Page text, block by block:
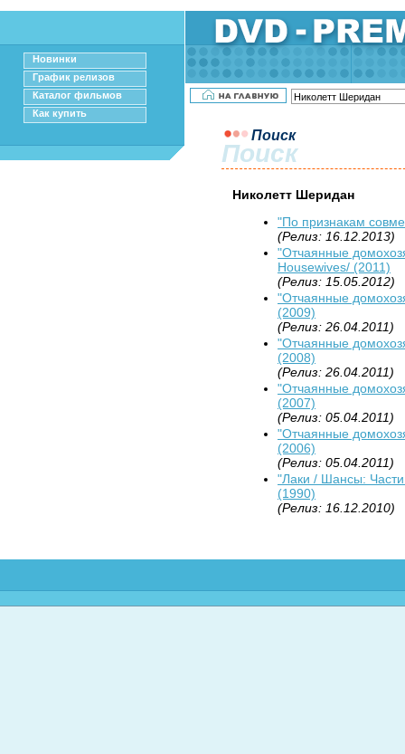
Новинки
График релизов
Каталог фильмов
Как купить
Поиск
Поиск
Николетт Шеридан
"По признакам
(Релиз: 16.12.2013)
"Отчаянные
Housewives/ (2011)
(Релиз: 15.05.2012)
"Отчаянные
(2009)
(Релиз: 26.04.2011)
"Отчаянные
(2008)
(Релиз: 26.04.2011)
"Отчаянные
(2007)
(Релиз: 05.04.2011)
"Отчаянные
(2006)
(Релиз: 05.04.2011)
"Лаки / Шансы:
(1990)
(Релиз: 16.12.2010)